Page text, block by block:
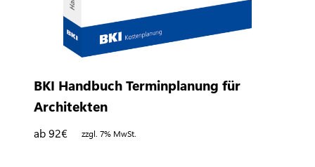
BKI Handbuch Terminplanung für
Architekten
ab 92€ zzgl. 7% MwSt.